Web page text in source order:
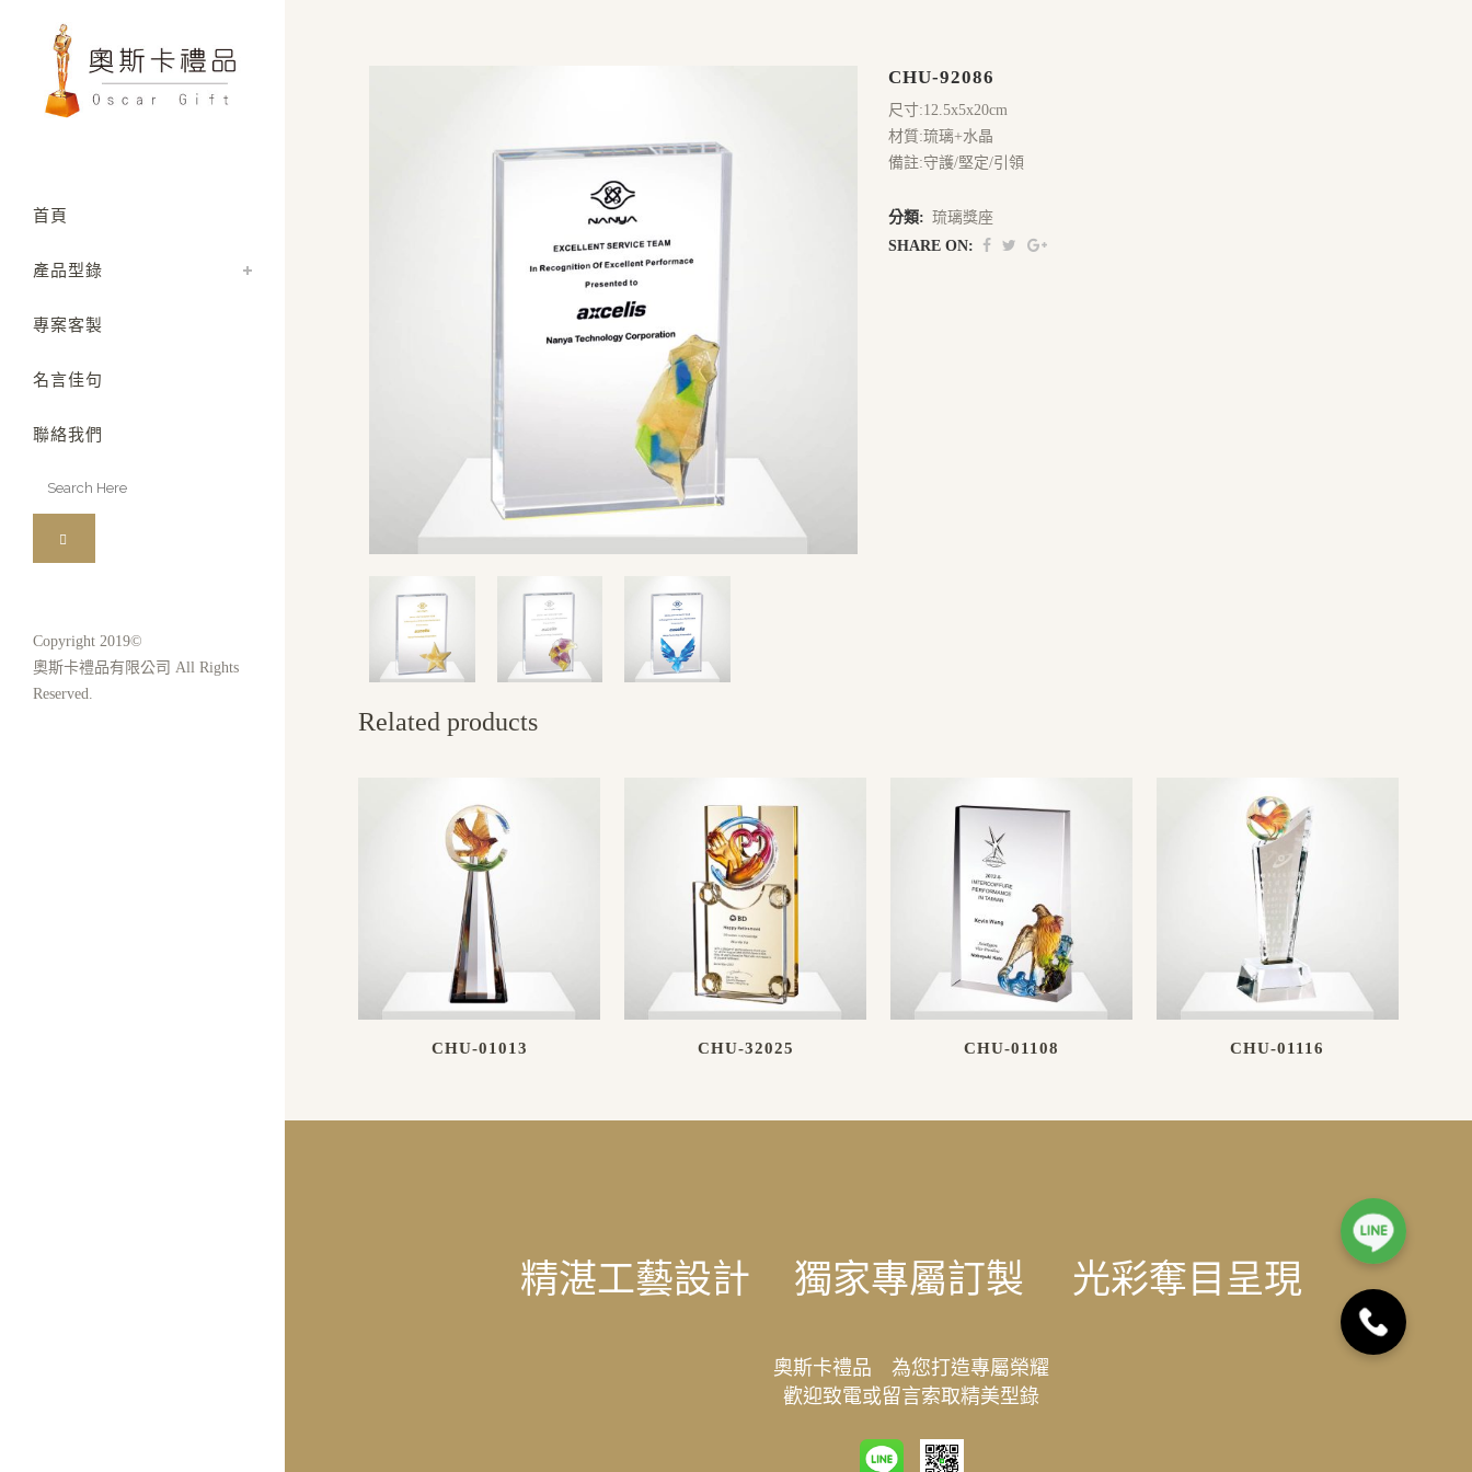
首頁
產品型錄
專案客製
名言佳句
聯絡我們
Copyright 2019©
奧斯卡禮品有限公司 All Rights
Reserved.
CHU-92086
尺寸:12.5x5x20cm
材質:琉璃+水晶
備註:守護/堅定/引領
分類: 琉璃獎座
SHARE ON:
Related products
CHU-01013 CHU-32025 CHU-01108 CHU-01116
精湛工藝設計 獨家專屬訂製 光彩奪目呈現
奧斯卡禮品 為您打造專屬榮耀
歡迎致電或留言索取精美型錄